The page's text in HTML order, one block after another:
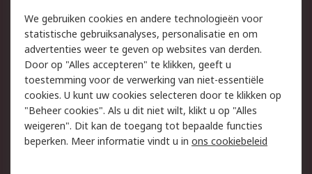
Track & Trace
Wettelijk
Cookiebeleid
Email veiligheid
Privacybeleid
Websitevoorwaarden
Algemene
verkoopvoorwaarden
We gebruiken cookies en andere technologieën voor
statistische gebruiksanalyses, personalisatie en om
advertenties weer te geven op websites van derden.
Door op "Alles accepteren" te klikken, geeft u
toestemming voor de verwerking van niet-essentiële
cookies. U kunt uw cookies selecteren door te klikken op
"Beheer cookies". Als u dit niet wilt, klikt u op "Alles
weigeren". Dit kan de toegang tot bepaalde functies
beperken. Meer informatie vindt u in ons cookiebeleid